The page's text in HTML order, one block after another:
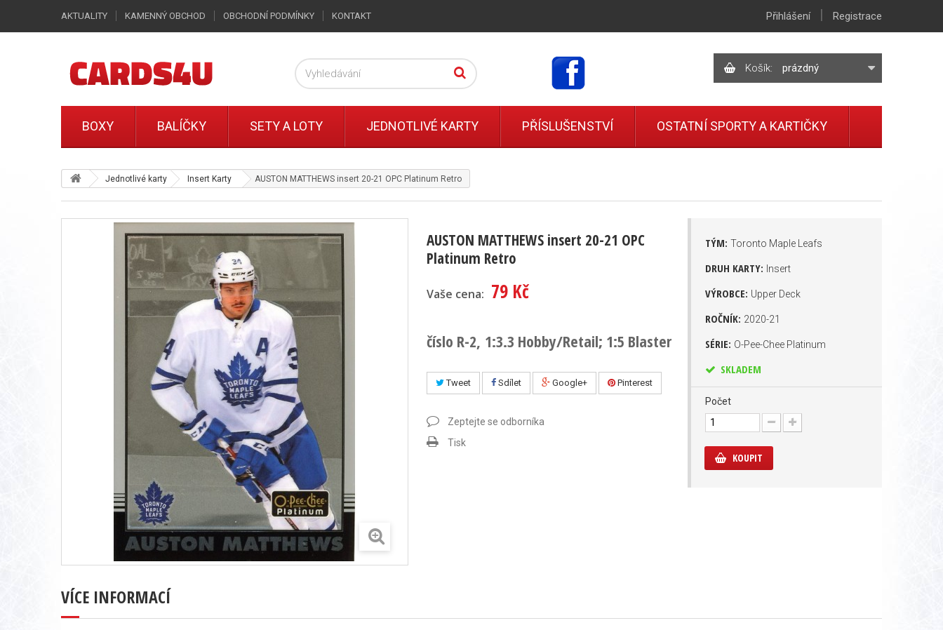
Jednotlivé karty Insert Karty AUSTON MATTHEWS insert 20-21 OPC Platinum Retro
AUSTON MATTHEWS insert 20-21 OPC
Platinum Retro
Vaše cena: 79 Kč
číslo R-2, 1:3.3 Hobby/Retail; 1:5 Blaster
Tweet Sdílet Google+ Pinterest
Zeptejte se odborníka
Tisk
TÝM: Toronto Maple Leafs
DRUH KARTY: Insert
VÝROBCE: Upper Deck
ROČNÍK: 2020-21
SÉRIE: O-Pee-Chee Platinum
SKLADEM
Počet
KOUPIT
VÍCE INFORMACÍ
AKTUALITY KAMENNÝ OBCHOD OBCHODNÍ PODMÍNKY KONTAKT Přihlášení | Registrace
Košík: prázdný
BOXY BALÍČKY SETY A LOTY JEDNOTLIVÉ KARTY PŘÍSLUŠENSTVÍ OSTATNÍ SPORTY A KARTIČKY